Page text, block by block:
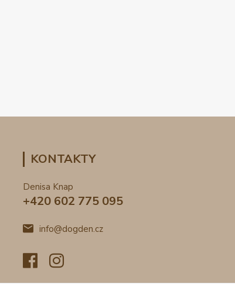
KONTAKTY
Denisa Knap
+420 602 775 095
info@dogden.cz